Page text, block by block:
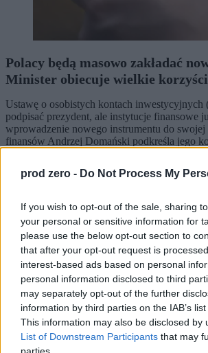
prod zero - Do Not Process My
If you wish to opt-out of the sale, sharing
your personal or sensitive information for
please use the below opt-out section to
that after your opt-out request is
interest-based ads based on personal
personal information disclosed to third
may separately opt-out of the further
information by third parties on the IAB’s
This information may also be disclosed
List of Downstream Participants that may
Polacy będą masowo zakładać
Minister obiecuje wielkie korzyści
Ustawę o osobistych kontach inwestycyjnych
podpisać prezydent, ale instytucje finansowe
wprowadzenie nowego instrumentu do
finansów Andrzej Domański podkreśla jego
czasie urosnąć do ponad 100 mld zł.
Katarzyna Dybińska
Wczoraj 19:24
5 min
Reklama
Reklama